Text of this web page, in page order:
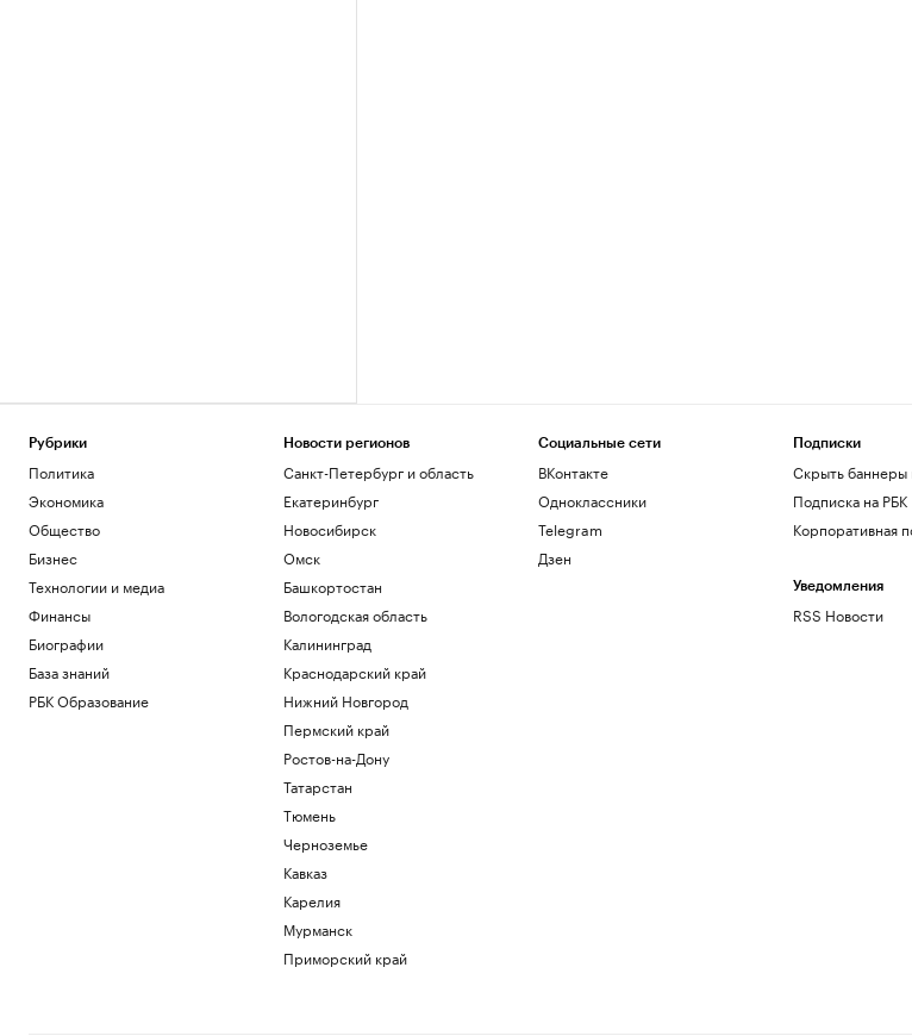
Рубрики
Политика
Экономика
Общество
Бизнес
Технологии и медиа
Финансы
Биографии
База знаний
РБК Образование
Новости регионов
Санкт-Петербург и область
Екатеринбург
Новосибирск
Омск
Башкортостан
Вологодская область
Калининград
Краснодарский край
Нижний Новгород
Пермский край
Ростов-на-Дону
Татарстан
Тюмень
Черноземье
Кавказ
Карелия
Мурманск
Приморский край
Социальные сети
ВКонтакте
Одноклассники
Telegram
Дзен
Подписки
Скрыть баннеры
Подписка на РБК
Корпоративная
Уведомления
RSS Новости